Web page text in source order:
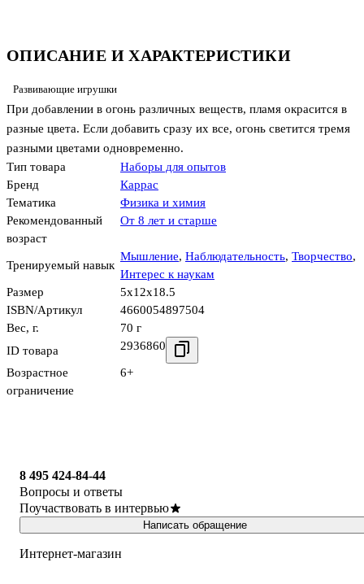
ОПИСАНИЕ И ХАРАКТЕРИСТИКИ
Развивающие игрушки
При добавлении в огонь различных веществ, пламя окрасится в
разные цвета. Если добавить сразу их все, огонь светится тремя
разными цветами одновременно.
Тип товара
Наборы для опытов
Бренд
Каррас
Тематика
Физика и химия
Рекомендованный
возраст
От 8 лет и старше
Тренируемый навык
Мышление, Наблюдательность, Творчество,
Интерес к наукам
Размер
5x12x18.5
ISBN/Артикул
4660054897504
Вес, г.
70 г
ID товара
2936860
Возрастное
ограничение
6+
8 495 424-84-44
Вопросы и ответы
Поучаствовать в интервью
Написать обращение
Интернет-магазин